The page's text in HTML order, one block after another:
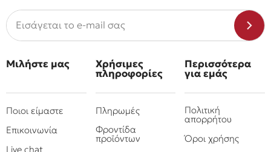
Μιλήστε μας
Ποιοι είμαστε
Επικοινωνία
Live chat
Χρήσιμες
πληροφορίες
Πληρωμές
Φροντίδα
προϊόντων
Περισσότερα
για εμάς
Πολιτική
απορρήτου
Όροι χρήσης